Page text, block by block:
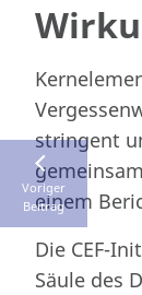
stringent
einem
Die CEF-
Säule des
Voriger
Beitrag